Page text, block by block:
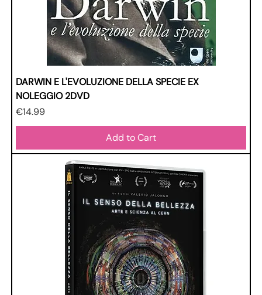
DARWIN E L'EVOLUZIONE DELLA SPECIE EX
NOLEGGIO 2DVD
Price
€14.99
Add to Cart